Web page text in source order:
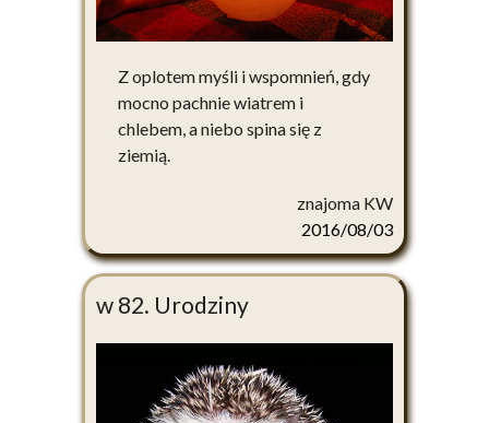
Z oplotem myśli i wspomnień, gdy
mocno pachnie wiatrem i
chlebem, a niebo spina się z
ziemią.
znajoma KW
2016/08/03
w 82. Urodziny